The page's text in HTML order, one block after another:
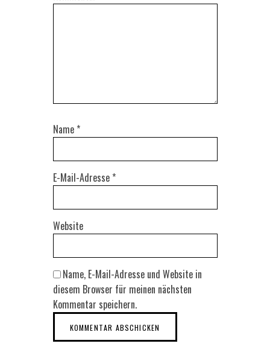
Name *
E-Mail-Adresse *
Website
Name, E-Mail-Adresse und Website in
diesem Browser für meinen nächsten
Kommentar speichern.